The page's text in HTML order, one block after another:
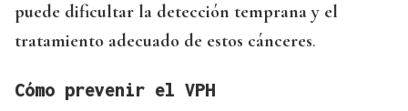
puede dificultar la detección temprana y el
tratamiento adecuado de estos cánceres.
Cómo prevenir el VPH